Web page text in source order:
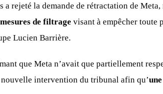
a rejeté la demande de rétractation de
mesures de filtrage visant à empêcher toute
Lucien Barrière.
que Meta n’avait que partiellement
intervention du tribunal afin qu’